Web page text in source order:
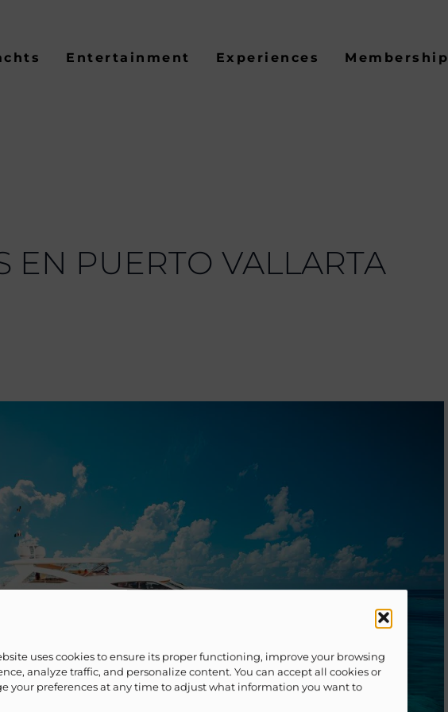
uses cookies to ensure its proper functioning, improve your browsing
analyze traffic, and personalize content. You can accept all cookies or
your preferences at any time to adjust what information you want to
Entertainment Experiences Membership
EN PUERTO VALLARTA